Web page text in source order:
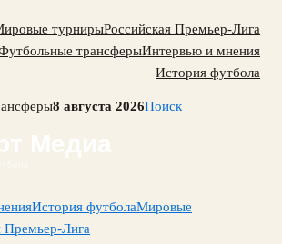
турнирыРоссийская Премьер-Лига
трансферыИнтервью и мнения
История футбола
8 августа 2026Поиск
История футболаМировые
Премьер-Лига